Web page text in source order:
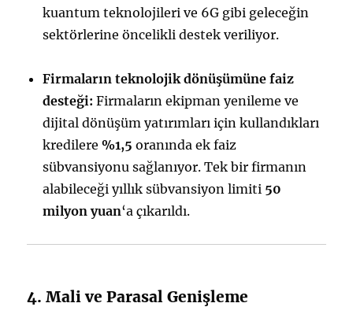
kuantum teknolojileri ve 6G gibi geleceğin
sektörlerine öncelikli destek veriliyor.
Firmaların teknolojik dönüşümüne faiz
desteği: Firmaların ekipman yenileme ve
dijital dönüşüm yatırımları için kullandıkları
kredilere%1,5 oranında ek faiz
sübvansiyonu sağlanıyor. Tek bir firmanın
alabileceği yıllık sübvansiyon limiti 50
milyon yuan‘a çıkarıldı.
4. Mali ve Parasal Genişleme